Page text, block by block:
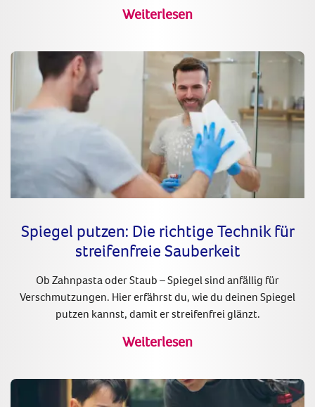
Weiterlesen
Spiegel putzen: Die richtige Technik für
streifenfreie Sauberkeit
Ob Zahnpasta oder Staub – Spiegel sind anfällig für
Verschmutzungen. Hier erfährst du, wie du deinen Spiegel
putzen kannst, damit er streifenfrei glänzt.
Weiterlesen